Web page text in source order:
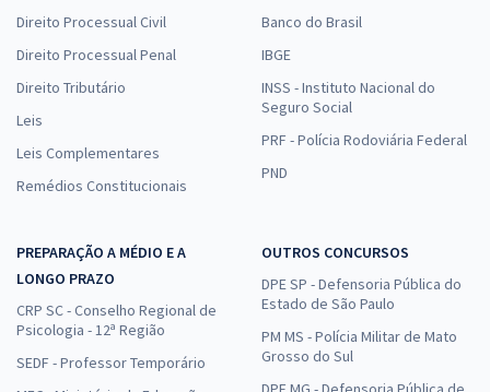
Direito Processual Civil
Direito Processual Penal
Direito Tributário
Leis
Leis Complementares
Remédios Constitucionais
Banco do Brasil
IBGE
INSS - Instituto Nacional do
Seguro Social
PRF - Polícia Rodoviária Federal
PND
PREPARAÇÃO A MÉDIO E A
LONGO PRAZO
CRP SC - Conselho Regional de
Psicologia - 12ª Região
SEDF - Professor Temporário
OUTROS CONCURSOS
DPE SP - Defensoria Pública do
Estado de São Paulo
PM MS - Polícia Militar de Mato
Grosso do Sul